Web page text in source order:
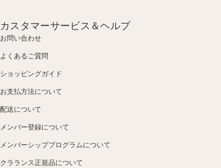
カスタマーサービス＆ヘルプ
お問い合わせ
よくあるご質問
ショッピングガイド
お支払方法について
配送について
メンバー登録について
メンバーシッププログラムについて
クラランス正規品について